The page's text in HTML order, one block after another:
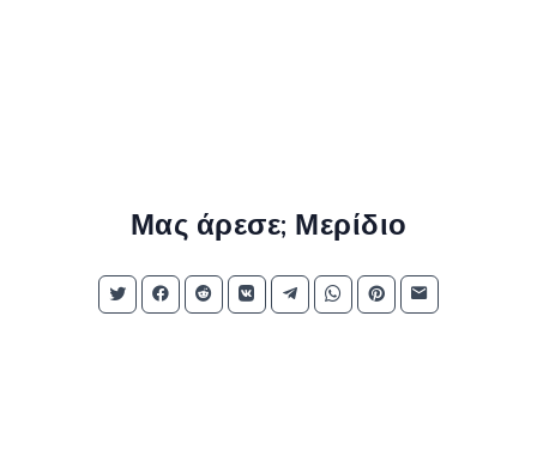
Μας άρεσε; Μερίδιο